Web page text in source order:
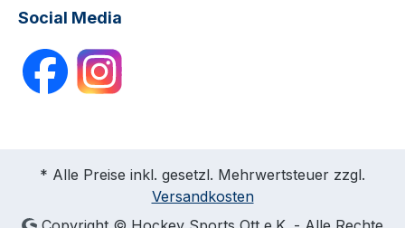
Social Media
* Alle Preise inkl. gesetzl. Mehrwertsteuer zzgl.
Versandkosten